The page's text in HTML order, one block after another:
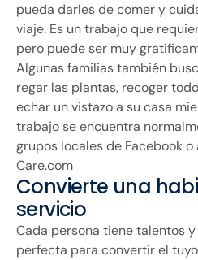
pueda darles de comer y
viaje. Es un trabajo que
pero puede ser muy
Algunas familias también
regar las plantas, recoger
echar un vistazo a su casa
trabajo se encuentra
grupos locales de Facebook
Care.com
Convierte una
servicio
Cada persona tiene talentos
perfecta para convertir el